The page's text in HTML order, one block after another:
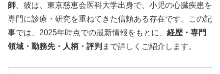
師。彼は、東京慈恵会医科大学出身で、小児の心臓疾患を
専門に診療・研究を重ねてきた信頼ある存在です。この記
事では、2025年時点での最新情報をもとに、 経歴・専門
領域・勤務先・人柄・評判 まで詳しくご紹介します。